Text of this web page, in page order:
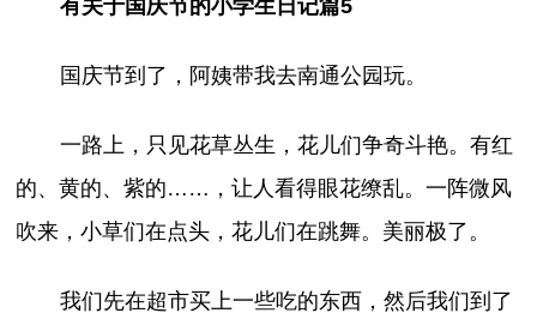
有关于国庆节的小学生日记篇5
国庆节到了，阿姨带我去南通公园玩。
一路上，只见花草丛生，花儿们争奇斗艳。有红
的、黄的、紫的……，让人看得眼花缭乱。一阵微风
吹来，小草们在点头，花儿们在跳舞。美丽极了。
我们先在超市买上一些吃的东西，然后我们到了